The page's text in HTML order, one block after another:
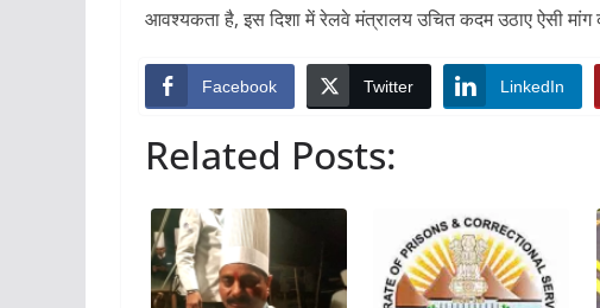
आवश्यकता है, इस दिशा में रेलवे मंत्रालय उचित कदम उठाए ऐसी मांग
Facebook Twitter LinkedIn
Related Posts: